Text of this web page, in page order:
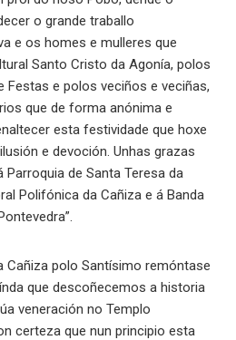
o grande traballo
e os homes e mulleres que
Santo Cristo da Agonía, polos
Festas e polos veciños e veciñas,
que de forma anónima e
esta festividade que hoxe
e devoción. Unhas grazas
de Santa Teresa da
Polifónica da Cañiza e á Banda
Cañiza polo Santísimo remóntase
que descoñecemos a historia
veneración no Templo
certeza que nun principio esta